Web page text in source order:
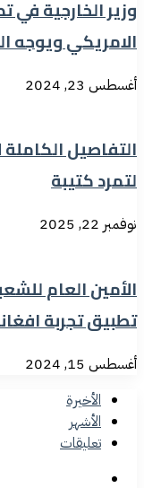
وزير الخارجية
الامريكي ويوجه
أغسطس 23, 2024
التفاصيل الكاملة
لتمرد كتيبة
نوفمبر 22, 2025
الأمين العام
تطبيق تجربة
أغسطس 15, 2024
الأخيرة
الأشهر
تعليقات